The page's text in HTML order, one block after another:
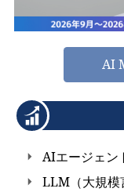
AI
AIエージェン
LLM（大規模